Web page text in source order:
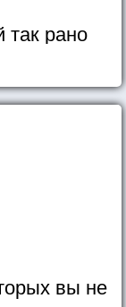
рано
вы не